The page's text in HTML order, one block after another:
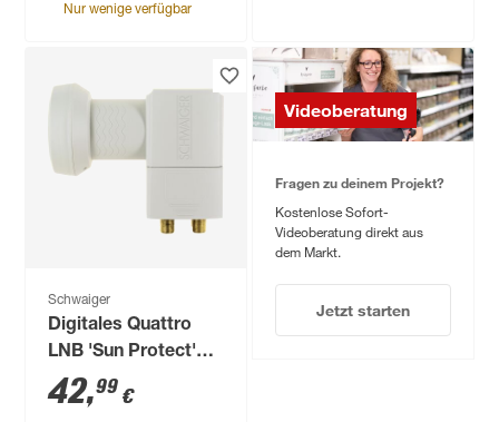
Nur wenige verfügbar
Schwaiger
Digitales Quattro
LNB 'Sun Protect'
hellgrau
42,99 €
Videoberatung
Fragen zu deinem Projekt?
Kostenlose Sofort-
Videoberatung direkt aus
dem Markt.
Jetzt starten